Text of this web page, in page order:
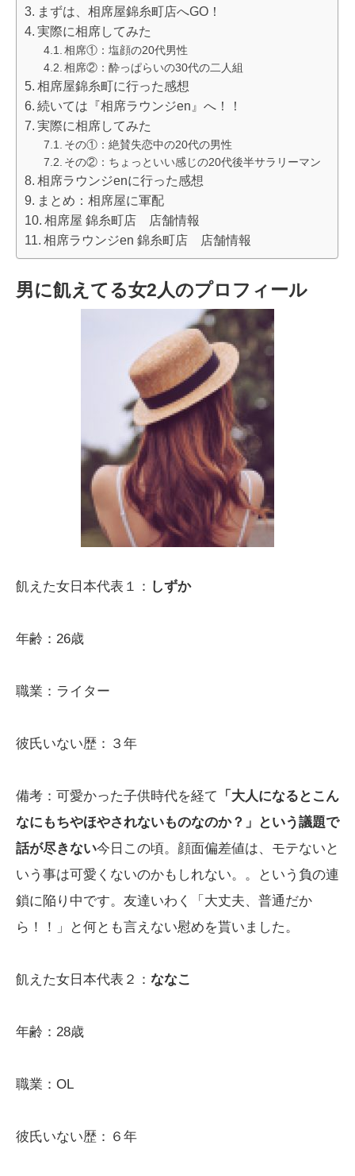
まずは、相席屋錦糸町店へGO！
実際に相席してみた
相席①：塩顔の20代男性
相席②：酔っぱらいの30代の二人組
相席屋錦糸町に行った感想
続いては『相席ラウンジen』へ！！
実際に相席してみた
その①：絶賛失恋中の20代の男性
その②：ちょっといい感じの20代後半サラリーマン
相席ラウンジenに行った感想
まとめ：相席屋に軍配
相席屋 錦糸町店 店舗情報
相席ラウンジen 錦糸町店 店舗情報
男に飢えてる女2人のプロフィール
飢えた女日本代表１： しずか
年齢：26歳
職業：ライター
彼氏いない歴：３年
備考：可愛かった子供時代を経て
「大人になるとこん
なにもちやほやされないものなのか？」という議題で
話が尽きない今日この頃。顔面偏差値は、モテないと
いう事は可愛くないのかもしれない。。という負の連
鎖に陥り中です。友達いわく「大丈夫、普通だか
ら！！」と何とも言えない慰めを貰いました。
飢えた女日本代表２： ななこ
年齢：28歳
職業：OL
彼氏いない歴：６年